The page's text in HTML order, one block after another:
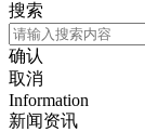
搜索
确认
取消
Information
新闻资讯